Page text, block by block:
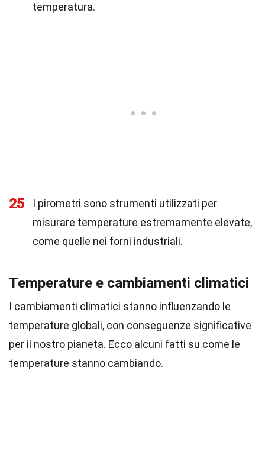
temperatura.
25
I pirometri sono strumenti utilizzati per
misurare temperature estremamente elevate,
come quelle nei forni industriali.
Temperature e cambiamenti climatici
I cambiamenti climatici stanno influenzando le
temperature globali, con conseguenze significative
per il nostro pianeta. Ecco alcuni fatti su come le
temperature stanno cambiando.